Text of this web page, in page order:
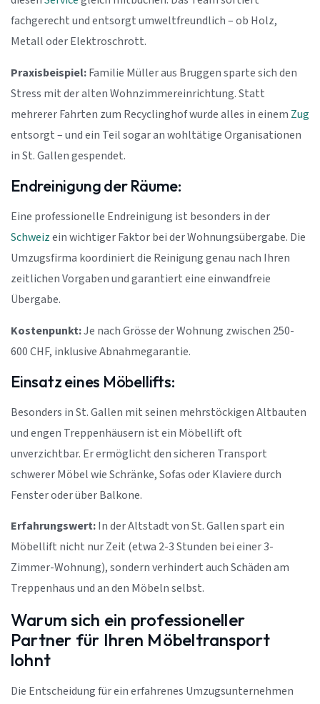
fachgerecht und entsorgt umweltfreundlich – ob Holz,
Metall oder Elektroschrott.
Praxisbeispiel:Familie Müller aus Bruggen sparte sich den
Stress mit der alten Wohnzimmereinrichtung. Statt
mehrerer Fahrten zum Recyclinghof wurde alles in einem Zug
entsorgt – und ein Teil sogar an wohltätige Organisationen
in St. Gallen gespendet.
Endreinigung der Räume:
Eine professionelle Endreinigung ist besonders in der
Schweizein wichtiger Faktor bei der Wohnungsübergabe. Die
Umzugsfirma koordiniert die Reinigung genau nach Ihren
zeitlichen Vorgaben und garantiert eine einwandfreie
Übergabe.
Kostenpunkt:Je nach Grösse der Wohnung zwischen 250-
600 CHF, inklusive Abnahmegarantie.
Einsatz eines Möbellifts:
Besonders in St. Gallen mit seinen mehrstöckigen Altbauten
und engen Treppenhäusern ist ein Möbellift oft
unverzichtbar. Er ermöglicht den sicheren Transport
schwerer Möbel wie Schränke, Sofas oder Klaviere durch
Fenster oder über Balkone.
Erfahrungswert:In der Altstadt von St. Gallen spart ein
Möbellift nicht nur Zeit (etwa 2-3 Stunden bei einer 3-
Zimmer-Wohnung), sondern verhindert auch Schäden am
Treppenhaus und an den Möbeln selbst.
Warum sich ein professioneller
Partner für Ihren Möbeltransport
lohnt
Die Entscheidung für ein erfahrenes Umzugsunternehmen